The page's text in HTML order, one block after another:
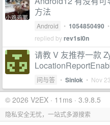
方法
Android • 1054850490 •
replied byrev1si0n
请教 V 友推荐一款
问与答 • Sinlok • Nov
© 2026 V2EX · 11ms · 3.9.8.5
隐私安全无忧，一站式多源搜索